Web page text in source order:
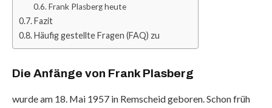
Frank Plasberg heute
Fazit
Häufig gestellte Fragen (FAQ) zu
Die Anfänge von Frank Plasberg
wurde am 18. Mai 1957 in Remscheid geboren. Schon früh